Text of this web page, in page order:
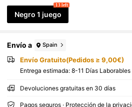
y otras escenas, y se puede cargar a
B. Es pequeño y fácil de transportar,
y adecuado para proteger la
Negro 1 juego
13 left
Envío a Spain
Envío Gratuito(Pedidos ≥ 9,00€)
Entrega estimada: 8-11 Días Laborables
Devoluciones gratuitas en 30 días
Pagos seguros · Protección de la